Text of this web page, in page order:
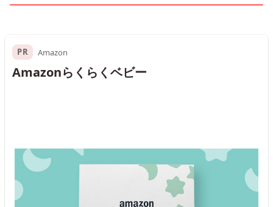
PR Amazon
Amazonらくらくベビー